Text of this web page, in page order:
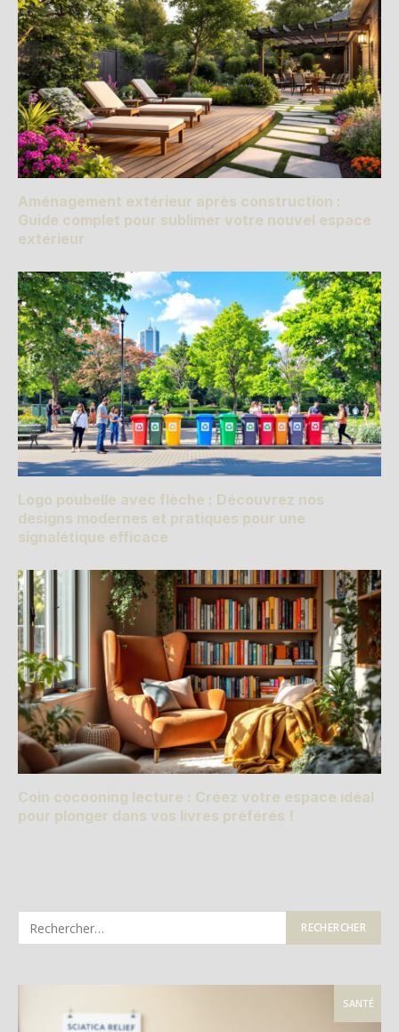
Aménagement extérieur après construction :
Guide complet pour sublimer votre nouvel espace
extérieur
Logo poubelle avec flèche : Découvrez nos
designs modernes et pratiques pour une
signalétique efficace
Coin cocooning lecture : Créez votre espace idéal
pour plonger dans vos livres préférés !
SANTÉ